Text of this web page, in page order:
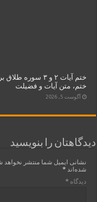
ختم آیات ۲ و ۳
ختم، متن آیات و فضیلت
آگوست 5, 2026
دیدگاهتان را بنویسید
نشانی ایمیل شما منتشر نخواهد
شده‌اند*
دیدگاه*